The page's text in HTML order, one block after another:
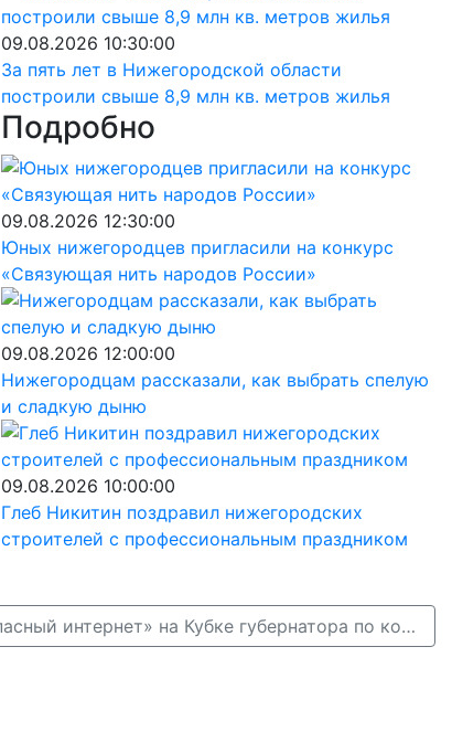
09.08.2026 10:30:00
За пять лет в Нижегородской области
построили свыше 8,9 млн кв. метров жилья
Подробно
09.08.2026 12:30:00
Юных нижегородцев пригласили на конкурс
«Связующая нить народов России»
09.08.2026 12:00:00
Нижегородцам рассказали, как выбрать спелую
и сладкую дыню
09.08.2026 10:00:00
Глеб Никитин поздравил нижегородских
строителей с профессиональным праздником
Дети сыграли в «Безопасный интернет» на Кубке губернатора по конному спорту в Нижнем Новгороде →